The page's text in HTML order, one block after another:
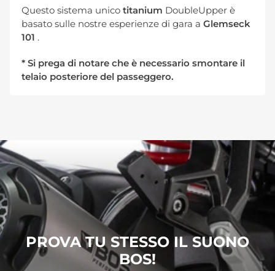
Questo sistema unico titanium DoubleUpper è
basato sulle nostre esperienze di gara a Glemseck
101 .
* Si prega di notare che è necessario smontare il
telaio posteriore del passeggero.
PROVA TU STESSO IL SUONO
BOS!